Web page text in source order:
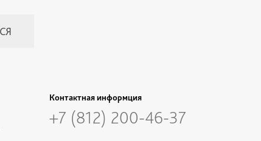
Контактная информция
+7 (812) 200-46-37